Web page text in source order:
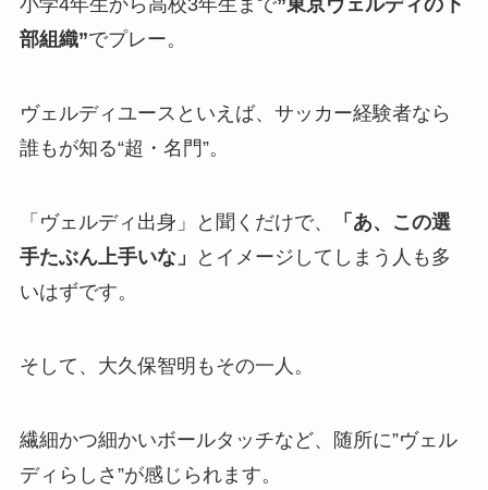
小学4年生から高校3年生まで”東京ヴェルディの下
部組織”でプレー。
ヴェルディユースといえば、サッカー経験者なら
誰もが知る“超・名門”。
「ヴェルディ出身」と聞くだけで、
「あ、この選
手たぶん上手いな」
とイメージしてしまう人も多
いはずです。
そして、大久保智明もその一人。
繊細かつ細かいボールタッチなど、随所に”ヴェル
ディらしさ”が感じられます。